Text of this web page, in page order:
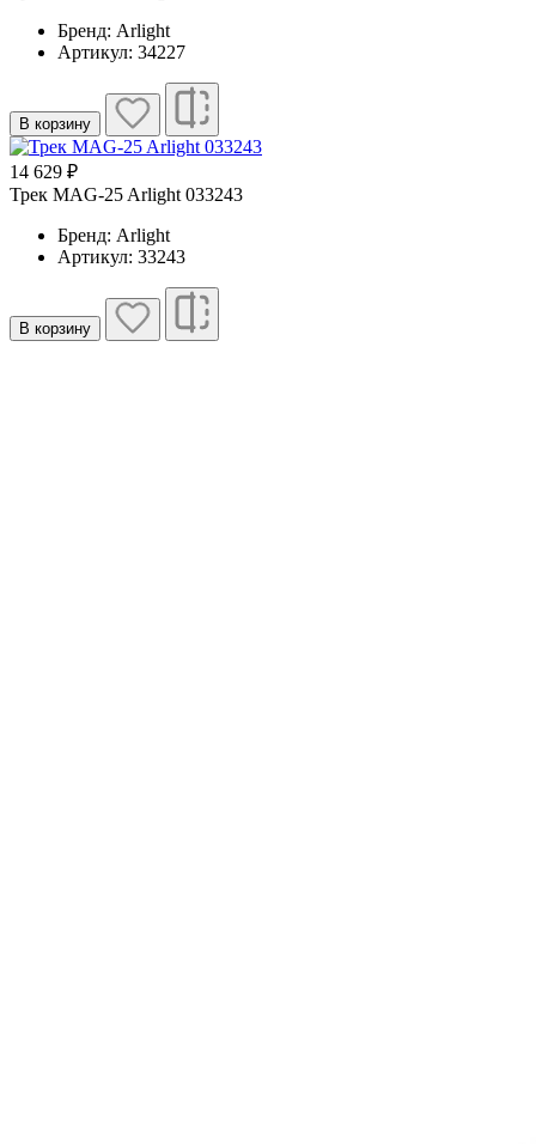
Бренд: Arlight
Артикул: 34227
В корзину
14 629 ₽
Трек MAG-25 Arlight 033243
Бренд: Arlight
Артикул: 33243
В корзину